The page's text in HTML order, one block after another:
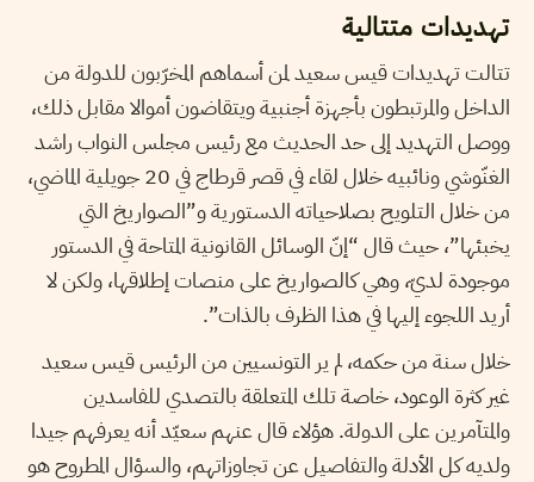
تهديدات متتالية
تتالت تهديدات قيس سعيد لمن أسماهم المخرّبون للدولة من
الداخل والمرتبطون بأجهزة أجنبية ويتقاضون أموالا مقابل ذلك،
ووصل التهديد إلى حد الحديث مع رئيس مجلس النواب راشد
الغنّوشي ونائبيه خلال لقاء في قصر قرطاج في 20 جويلية الماضي،
من خلال التلويح بصلاحياته الدستورية و”الصواريخ التي
يخبئها”، حيث قال “إنّ الوسائل القانونية المتاحة في الدستور
موجودة لديّ، وهي كالصواريخ على منصات إطلاقها، ولكن لا
أريد اللجوء إليها في هذا الظرف بالذات”.
خلال سنة من حكمه، لم ير التونسيين من الرئيس قيس سعيد
غير كثرة الوعود، خاصة تلك المتعلقة بالتصدي للفاسدين
والمتآمرين على الدولة. هؤلاء قال عنهم سعيّد أنه يعرفهم جيدا
ولديه كل الأدلة والتفاصيل عن تجاوزاتهم، والسؤال المطروح هو